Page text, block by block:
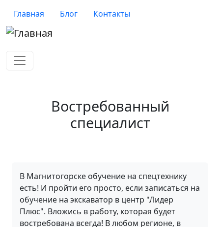
Верхнее меню
Главная Блог Контакты
Востребованный
специалист
В Магнитогорске обучение на спецтехнику
есть! И пройти его просто, если записаться на
обучение на экскаватор в центр "Лидер
Плюс". Вложись в работу, которая будет
востребована всегда! В любом регионе, в